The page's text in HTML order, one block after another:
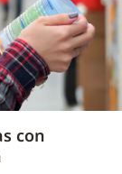
con